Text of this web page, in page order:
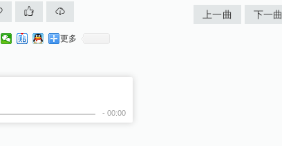
下一曲
上一曲
更多